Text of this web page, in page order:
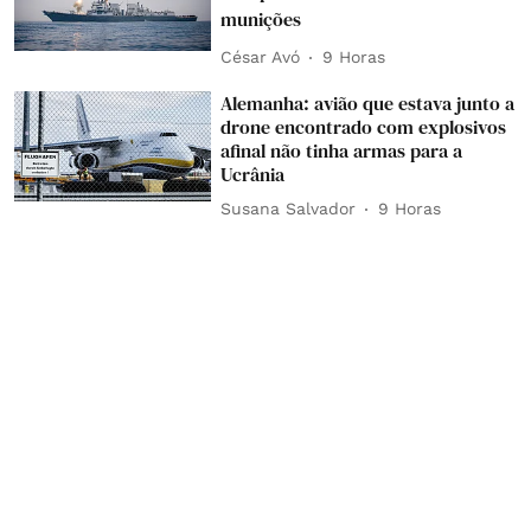
munições
César Avó 9 Horas
Alemanha: avião que estava junto a
drone encontrado com explosivos
afinal não tinha armas para a
Ucrânia
Susana Salvador 9 Horas